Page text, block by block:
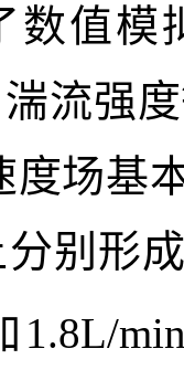
数值模
流强
度场基
别形